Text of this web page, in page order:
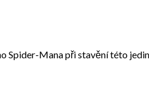
Spider-Mana při stavění této